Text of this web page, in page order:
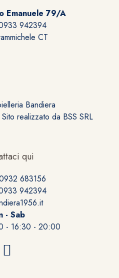
Emanuele 79/A
942394
CT
Bandiera
realizzato da BSS SRL
qui
683156
942394
- Sab
- 16:30 - 20:00